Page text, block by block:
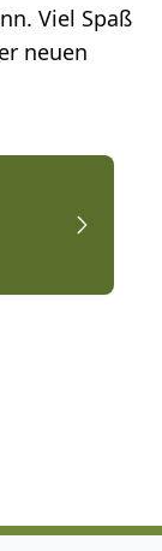
Viel Spaß
neuen